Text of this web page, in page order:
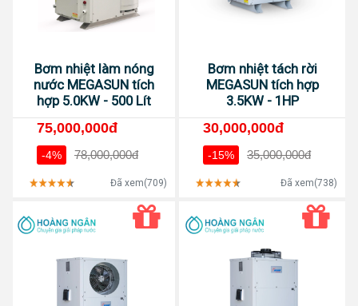
Bơm nhiệt làm nóng
nước MEGASUN tích
hợp 5.0KW - 500 Lít
75,000,000đ
-4% 78,000,000đ
Đã xem(709)
Bơm nhiệt tách rời
MEGASUN tích hợp
3.5KW - 1HP
30,000,000đ
-15% 35,000,000đ
Đã xem(738)